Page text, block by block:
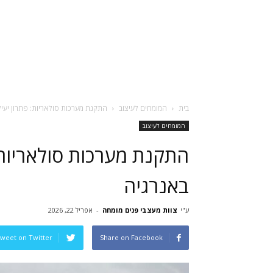
בית המומחים לעיצוב התקנת מערכות סולאריות: פתרון
המומחים לעיצוב
התקנת מערכות
באנרגיה
ע"י צוות מעצבי פנים מומחה - אפריל 22, 2026
Share on Facebook
on Twitter